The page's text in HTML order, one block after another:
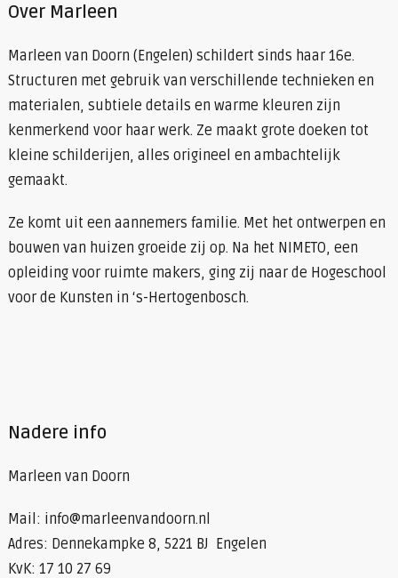
Over Marleen
Marleen van Doorn (Engelen) schildert sinds haar 16e.
Structuren met gebruik van verschillende technieken en
materialen, subtiele details en warme kleuren zijn
kenmerkend voor haar werk. Ze maakt grote doeken tot
kleine schilderijen, alles origineel en ambachtelijk
gemaakt.
Ze komt uit een aannemers familie. Met het ontwerpen en
bouwen van huizen groeide zij op. Na het NIMETO, een
opleiding voor ruimte makers, ging zij naar de Hogeschool
voor de Kunsten in ‘s-Hertogenbosch.
Nadere info
Marleen van Doorn
Mail: info@marleenvandoorn.nl
Adres: Dennekampke 8, 5221 BJ Engelen
KvK: 17 10 27 69